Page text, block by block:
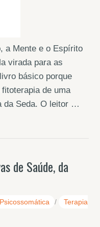
a Mente e o Espírito
virada para as
básico porque
de uma
da Seda. O leitor …
de Saúde, da
/
Terapia